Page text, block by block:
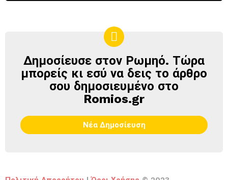
ΔΗΜΟΣΊΕΥΣΕ
ΣΤΟΝ
ΡΩΜΗΌ
Δημοσίευσε στον Ρωμηό. Τώρα
μπορείς κι εσύ να δεις το άρθρο
σου δημοσιευμένο στο
Romios.gr
Νέα Δημοσίευση